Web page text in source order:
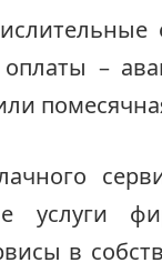
–
услуги
в